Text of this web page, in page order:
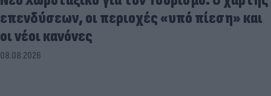
επενδύσεων, οι περιοχές «υπό πίεση» και
οι νέοι κανόνες
08.08.2026